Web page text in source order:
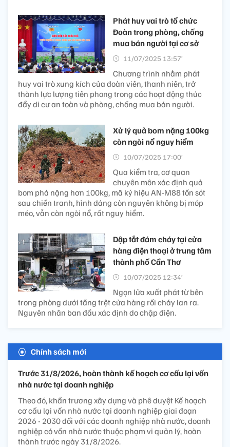
Phát huy vai trò tổ chức
Đoàn trong phòng, chống
mua bán người tại cơ sở
11/07/2025 13:57’
Chương trình nhằm phát
huy vai trò xung kích của đoàn viên, thanh niên, trở
thành lực lượng tiên phong trong các hoạt động thúc
đẩy di cư an toàn và phòng, chống mua bán người.
Xử lý quả bom nặng 100kg
còn ngòi nổ nguy hiểm
10/07/2025 17:00’
Qua kiểm tra, cơ quan
chuyên môn xác định quả
bom phá nặng hơn 100kg, mã ký hiệu AN-M88 tồn sót
sau chiến tranh, hình dáng còn nguyên không bị móp
méo, vẫn còn ngòi nổ, rất nguy hiểm.
Dập tắt đám cháy tại cửa
hàng điện thoại ở trung tâm
thành phố Cần Thơ
10/07/2025 12:34’
Ngọn lửa xuất phát từ bên
trong phòng dưới tầng trệt cửa hàng rồi cháy lan ra.
Nguyên nhân ban đầu xác định do chập điện.
Chính sách mới
Trước 31/8/2026, hoàn thành kế hoạch cơ cấu lại vốn
nhà nước tại doanh nghiệp
Theo đó, khẩn trương xây dựng và phê duyệt Kế hoạch
cơ cấu lại vốn nhà nước tại doanh nghiệp giai đoạn
2026 - 2030 đối với các doanh nghiệp nhà nước, doanh
nghiệp có vốn nhà nước thuộc phạm vi quản lý, hoàn
thành trước ngày 31/8/2026.